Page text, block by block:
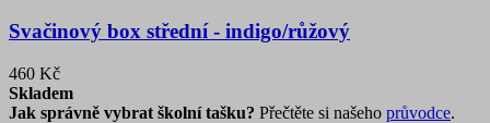
Svačinový box střední - indigo/růžový
460 Kč
Skladem
Jak správně vybrat školní tašku? Přečtěte si našeho průvodce.